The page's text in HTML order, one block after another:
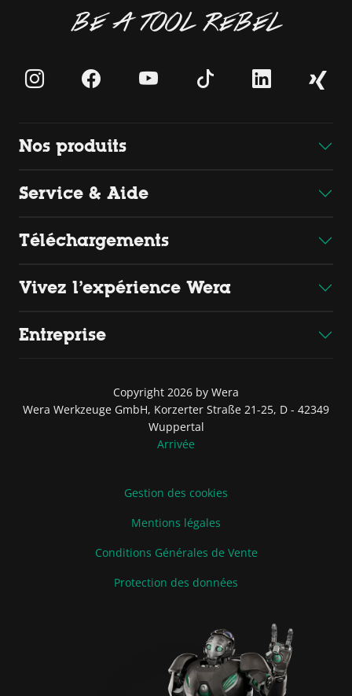
BE A TOOL REBEL
Nos produits
Service & Aide
Téléchargements
Vivez l’expérience Wera
Entreprise
Copyright 2026 by Wera
Wera Werkzeuge GmbH, Korzerter Straße 21-25, D - 42349
Wuppertal
Arrivée
Gestion des cookies
Mentions légales
Conditions Générales de Vente
Protection des données